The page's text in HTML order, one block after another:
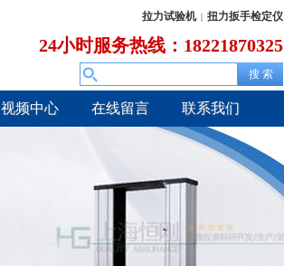
拉力试验机 | 扭力扳手检定仪
24小时服务热线：18221870325
视频中心 在线留言 联系我们